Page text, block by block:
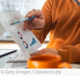
© Getty Images / Standard Life)